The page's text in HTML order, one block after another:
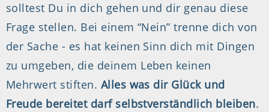
solltest Du in dich gehen und dir genau diese
Frage stellen. Bei einem “Nein” trenne dich von
der Sache - es hat keinen Sinn dich mit Dingen
zu umgeben, die deinem Leben keinen
Mehrwert stiften. Alles was dir Glück und
Freude bereitet darf selbstverständlich bleiben.